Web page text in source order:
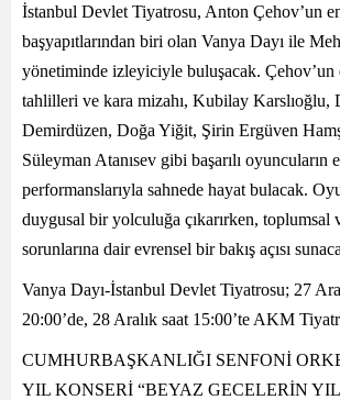
İstanbul Devlet Tiyatrosu, Anton Çehov’un
başyapıtlarından biri olan Vanya Dayı ile
yönetiminde izleyiciyle buluşacak. Çehov’un
tahlilleri ve kara mizahı, Kubilay Karslıoğlu,
Demirdüzen, Doğa Yiğit, Şirin Ergüven
Süleyman Atanısev gibi başarılı oyuncuların
performanslarıyla sahnede hayat bulacak.
duygusal bir yolculuğa çıkarırken, toplumsal
sorunlarına dair evrensel bir bakış açısı
Vanya Dayı-İstanbul Devlet Tiyatrosu; 27
20:00’de, 28 Aralık saat 15:00’te AKM
CUMHURBAŞKANLIĞI SENFONİ
YIL KONSERİ “BEYAZ GECELERİN